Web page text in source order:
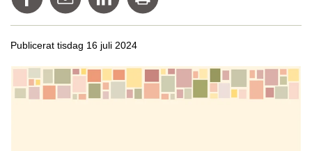
Publicerat tisdag 16 juli 2024